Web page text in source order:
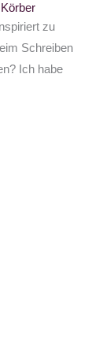
zu
Schreiben
Ich habe